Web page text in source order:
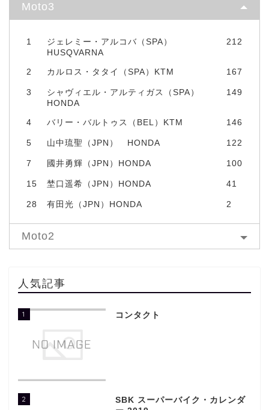
Moto3
1
ジェレミー・アルコバ（SPA）
HUSQVARNA
212
2 カルロス・タタイ（SPA）KTM 167
3
シャヴィエル・アルティガス（SPA）
HONDA
149
4 バリー・バルトゥス（BEL）KTM 146
5 山中琉聖（JPN） HONDA 122
7 國井勇輝（JPN）HONDA 100
15 埜口遥希（JPN）HONDA 41
28 有田光（JPN）HONDA 2
Moto2
人気記事
1 コンタクト
2
SBK スーパーバイク・カレンダ